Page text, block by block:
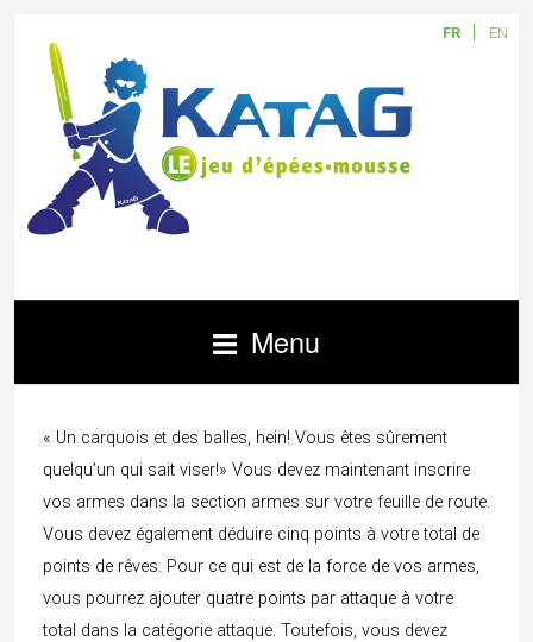
FR EN
Menu
« Un carquois et des balles, hein! Vous êtes sûrement
quelqu’un qui sait viser!» Vous devez maintenant inscrire
vos armes dans la section armes sur votre feuille de route.
Vous devez également déduire cinq points à votre total de
points de rêves. Pour ce qui est de la force de vos armes,
vous pourrez ajouter quatre points par attaque à votre
total dans la catégorie attaque. Toutefois, vous devez